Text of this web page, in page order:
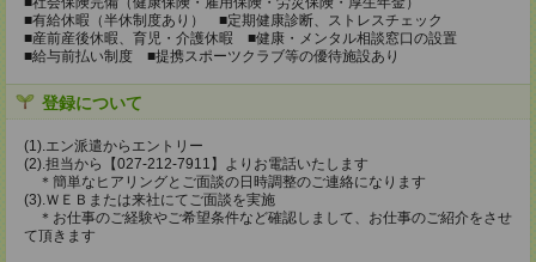
■有給休暇（半休制度あり） ■定期健康診断、ストレスチェック
■産前産後休暇、育児・介護休暇 ■健康・メンタル相談窓口の設置
■給与前払い制度 ■提携スポーツクラブ等の優待施設あり
登録について
(1).エン派遣からエントリー
(2).担当から【027-212-7911】よりお電話いたします
＊簡単なヒアリングとご面談の日時調整のご連絡になります
(3).ＷＥＢまたは来社にてご面談を実施
＊お仕事のご経験やご希望条件など確認しまして、お仕事のご紹介をさせ
て頂きます